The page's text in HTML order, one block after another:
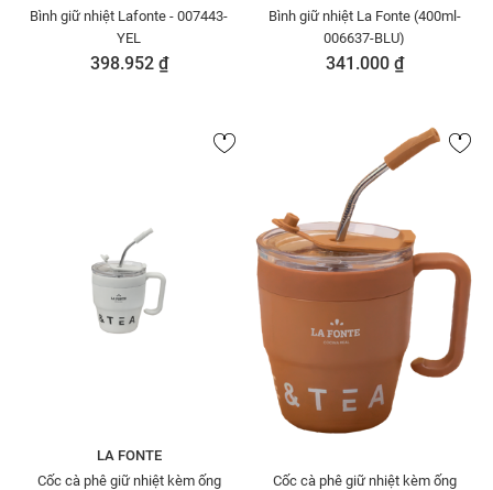
Bình giữ nhiệt Lafonte - 007443-
YEL
398.952 ₫
Bình giữ nhiệt La Fonte (400ml-
006637-BLU)
341.000 ₫
LA FONTE
Cốc cà phê giữ nhiệt kèm ống
Cốc cà phê giữ nhiệt kèm ống